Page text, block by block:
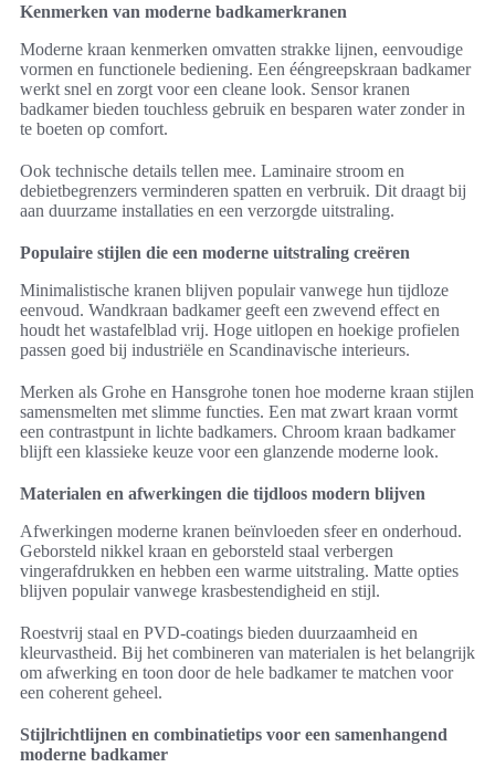
Kenmerken van moderne badkamerkranen
Moderne kraan kenmerken omvatten strakke lijnen, eenvoudige
vormen en functionele bediening. Een ééngreepskraan badkamer
werkt snel en zorgt voor een cleane look. Sensor kranen
badkamer bieden touchless gebruik en besparen water zonder in
te boeten op comfort.
Ook technische details tellen mee. Laminaire stroom en
debietbegrenzers verminderen spatten en verbruik. Dit draagt bij
aan duurzame installaties en een verzorgde uitstraling.
Populaire stijlen die een moderne uitstraling creëren
Minimalistische kranen blijven populair vanwege hun tijdloze
eenvoud. Wandkraan badkamer geeft een zwevend effect en
houdt het wastafelblad vrij. Hoge uitlopen en hoekige profielen
passen goed bij industriële en Scandinavische interieurs.
Merken als Grohe en Hansgrohe tonen hoe moderne kraan stijlen
samensmelten met slimme functies. Een mat zwart kraan vormt
een contrastpunt in lichte badkamers. Chroom kraan badkamer
blijft een klassieke keuze voor een glanzende moderne look.
Materialen en afwerkingen die tijdloos modern blijven
Afwerkingen moderne kranen beïnvloeden sfeer en onderhoud.
Geborsteld nikkel kraan en geborsteld staal verbergen
vingerafdrukken en hebben een warme uitstraling. Matte opties
blijven populair vanwege krasbestendigheid en stijl.
Roestvrij staal en PVD-coatings bieden duurzaamheid en
kleurvastheid. Bij het combineren van materialen is het belangrijk
om afwerking en toon door de hele badkamer te matchen voor
een coherent geheel.
Stijlrichtlijnen en combinatietips voor een samenhangend
moderne badkamer